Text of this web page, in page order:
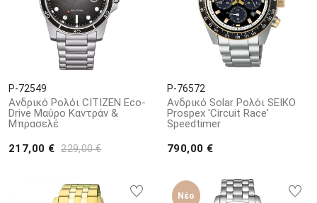
P-72549
Ανδρικό Ρολόι CITIZEN Eco-
Drive Μαύρο Καντράν &
Μπρασελέ
217,00 € 229,00 €
P-76572
Ανδρικό Solar Ρολόι SEIKO
Prospex 'Circuit Race'
Speedtimer
790,00 €
Νέο